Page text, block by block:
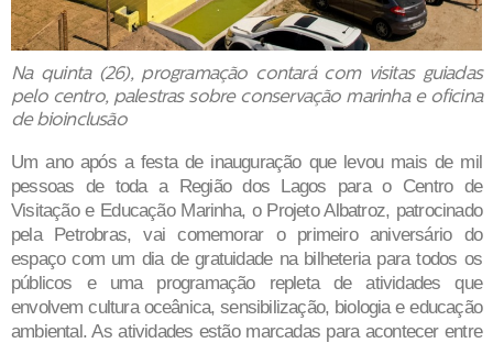
Na quinta (26), programação contará com visitas guiadas
pelo centro, palestras sobre conservação marinha e oficina
de bioinclusão
Um ano após a festa de inauguração que levou mais de mil
pessoas de toda a Região dos Lagos para o Centro de
Visitação e Educação Marinha, o Projeto Albatroz, patrocinado
pela Petrobras, vai comemorar o primeiro aniversário do
espaço com um dia de gratuidade na bilheteria para todos os
públicos e uma programação repleta de atividades que
envolvem cultura oceânica, sensibilização, biologia e educação
ambiental. As atividades estão marcadas para acontecer entre